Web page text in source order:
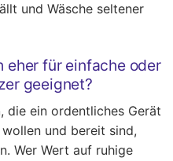
und Wäsche seltener
eher für einfache oder
geeignet?
die ein ordentliches Gerät
und bereit sind,
Wer Wert auf ruhige